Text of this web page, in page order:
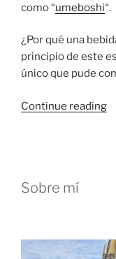
como “umeboshi“.
¿Por qué una
principio de este
único que pude
Continue reading
Sobre mí